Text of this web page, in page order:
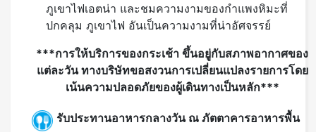
ภูเขาไฟเอตน่า และชมความงามของกำแพงหิมะที่
ปกคลุม ภูเขาไฟ อันเป็นความงามที่น่าอัศจรรย์
***การให้บริการของกระเช้า ขึ้นอยู่กับสภาพอากาศของ
แต่ละวัน ทางบริษัทขอสงวนการเปลี่ยนแปลงรายการโดย
เน้นความปลอดภัยของผู้เดินทางเป็นหลัก***
รับประทานอาหารกลางวัน ณ ภัตตาคารอาหารพื้น